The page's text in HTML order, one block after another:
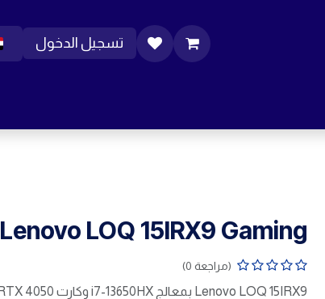
تسجيل الدخول
Lenovo LOQ 15IRX9 Gaming
(مراجعة 0)